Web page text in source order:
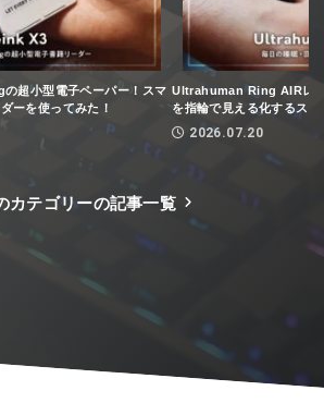
の超小型電子ペーパー！スマ
ーを使ってみた！
Ultrahuman Ring AIRレ
を指輪で見える化するス
2026.07.20
カテゴリーの記事一覧